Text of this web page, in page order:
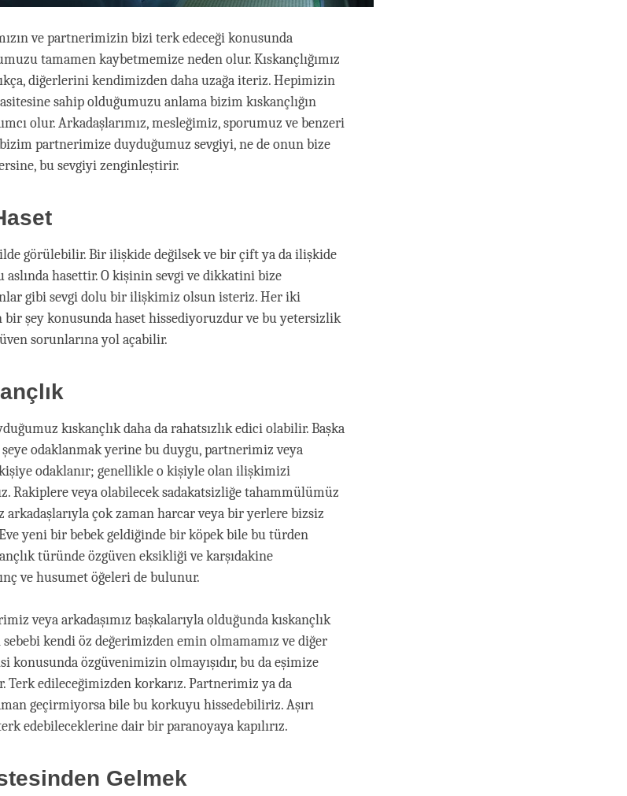
ve partnerimizin bizi terk edeceği konusunda
tamamen kaybetmemize neden olur. Kıskançlığımız
diğerlerini kendimizden daha uzağa iteriz. Hepimizin
sahip olduğumuzu anlama bizim kıskançlığın
olur. Arkadaşlarımız, mesleğimiz, sporumuz ve benzeri
partnerimize duyduğumuz sevgiyi, ne de onun bize
bu sevgiyi zenginleştirir.
görülebilir. Bir ilişkide değilsek ve bir çift ya da ilişkide
aslında hasettir. O kişinin sevgi ve dikkatini bize
gibi sevgi dolu bir ilişkimiz olsun isteriz. Her iki
bir şey konusunda haset hissediyoruzdur ve bu yetersizlik
sorunlarına yol açabilir.
kıskançlık daha da rahatsızlık edici olabilir. Başka
odaklanmak yerine bu duygu, partnerimiz veya
odaklanır; genellikle o kişiyle olan ilişkimizi
Rakiplere veya olabilecek sadakatsizliğe tahammülümüz
çok zaman harcar veya bir yerlere bizsiz
yeni bir bebek geldiğinde bir köpek bile bu türden
türünde özgüven eksikliği ve karşıdakine
ve husumet öğeleri de bulunur.
veya arkadaşımız başkalarıyla olduğunda kıskançlık
kendi öz değerimizden emin olmamamız ve diğer
konusunda özgüvenimizin olmayışıdır, bu da eşimize
Terk edileceğimizden korkarız. Partnerimiz ya da
geçirmiyorsa bile bu korkuyu hissedebiliriz. Aşırı
edebileceklerine dair bir paranoyaya kapılırız.
Gelmek